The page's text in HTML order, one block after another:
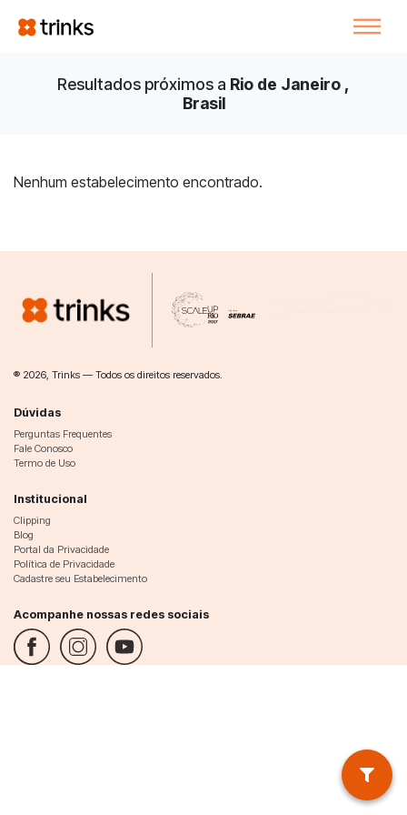
Resultados próximos a Rio de Janeiro ,
Brasil
Nenhum estabelecimento encontrado.
® 2026, Trinks — Todos os direitos reservados.
Dúvidas
Perguntas Frequentes
Fale Conosco
Termo de Uso
Institucional
Clipping
Blog
Portal da Privacidade
Política de Privacidade
Cadastre seu Estabelecimento
Acompanhe nossas redes sociais